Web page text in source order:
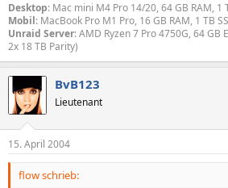
Desktop: Mac mini M4 Pro 14/20, 64 GB RAM, 1
Mobil: MacBook Pro M1 Pro, 16 GB RAM, 1 TB
Unraid Server: AMD Ryzen 7 Pro 4750G, 64 GB
2x 18 TB Parity)
BvB123
Lieutenant
15. April 2004
flow schrieb: